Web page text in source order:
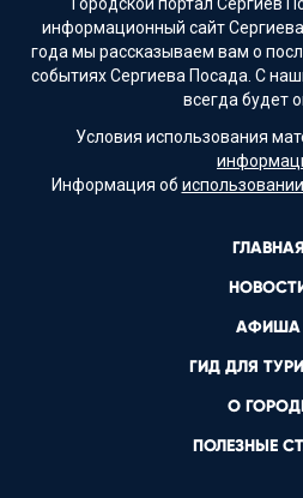
информационный сайт
года мы рассказываем вам о
событиях Сергиева Посада. С
всегда будет
Условия использования
Информация об
ГЛАВНАЯ
АФИША
ГИД ДЛЯ
О
ПОЛЕЗНЫЕ